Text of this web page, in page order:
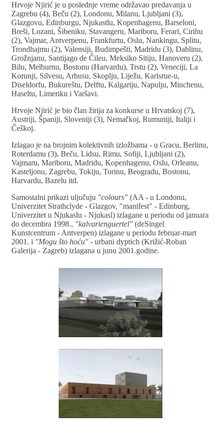
Hrvoje Njirić je u poslednje vreme održavao predavanja u
Zagrebu (4), Beču (2), Londonu, Milanu, Ljubljani (3),
Glazgovu, Edinburgu, Njukastlu, Kopenhagenu, Barseloni,
Breši, Lozani, Šibeniku, Stavangeru, Mariboru, Ferari, Cirihu
(2), Vajmar, Antverpenu, Frankfurtu, Oslu, Nankingu, Splitu,
Trondhajmu (2), Valensiji, Budimpešti, Madridu (3), Dablinu,
Grožnjanu, Santijago de Čileu, Meksiko Sitiju, Hanoveru (2),
Bilu, Melburnu, Bostonu (Harvardu), Trstu (2), Veneciji, La
Korunji, Silvesu, Arhusu, Skoplju, Liježu, Karlsrue-u,
Diseldorfu, Bukureštu, Delftu, Kalgariju, Napulju, Minchenu,
Haseltu, Limeriku i Varšavi.
Hrvoje Njirić je bio član žirija za konkurse u Hrvatskoj (7),
Austriji, Španiji, Sloveniji (3), Nemačkoj, Rumuniji, Italiji i
Češkoj.
Izlagao je na brojnim kolektivnih izložbama - u Gracu, Berlinu,
Roterdamu (3), Beču, Lidsu, Rimu, Sofiji, Ljubljani (2),
Vajmaru, Mariboru, Madridu, Kopenhagenu, Oslu, Orleanu,
Kasteljonu, Zagrebu, Tokiju, Torinu, Beogradu, Bostonu,
Harvardu, Bazelu itd.
Samostalni prikazi uljučuju "colours" (AA - u Londonu,
Univerzitet Strathclyde - Glazgov, "manifest" - Edinburg,
Univerzitet u Njukaslu - Njukasl) izlagane u periodu od januara
do decembra 1998., "kalvarienguertel" (deSingel
Kunstcentrum - Antverpen) izlagane u periodu februar-mart
2001. i "Mogu što hoću" - urbani dyptich (Križić-Roban
Galerija - Zagreb) izlagana u junu 2001.godine.